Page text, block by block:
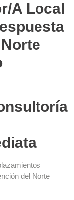
a Local
del Norte